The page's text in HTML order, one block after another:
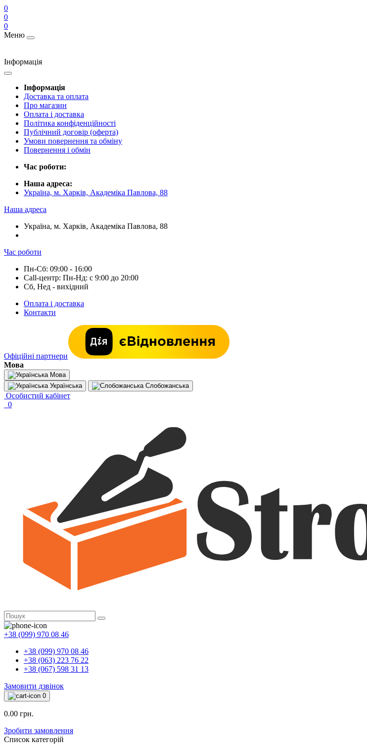
0
0
0
Меню
Інформація
Інформація
Доставка та оплата
Про магазин
Оплата і доставка
Політика конфіденційності
Публічний договір (оферта)
Умови повернення та обміну
Повернення і обмін
Час роботи:
Наша адреса:
Україна, м. Харків, Академіка Павлова, 88
Наша адреса
Україна, м. Харків, Академіка Павлова, 88
Час роботи
Пн-Сб: 09:00 - 16:00
Call-центр: Пн-Нд: с 9:00 до 20:00
Сб, Нед - вихідний
Оплата і доставка
Контакти
Офіційні партнери
Мова
Мова
Українська
Слобожанська
Особистий кабінет
0
+38 (099) 970 08 46
+38 (099) 970 08 46
+38 (063) 223 76 22
+38 (067) 598 31 13
Замовити дзвінок
0
0.00 грн.
Зробити замовлення
Список категорій